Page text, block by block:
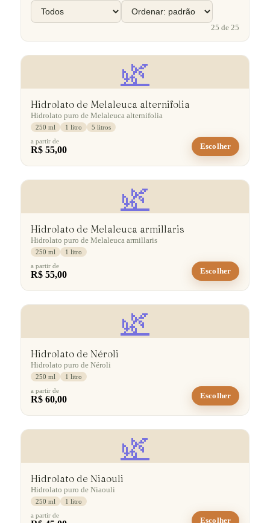
25 de25
🌿
Hidrolato de Melaleuca alternifolia
Hidrolato puro de Melaleuca alternifolia
250 ml 1 litro
5 litros
a partir de
R$ 55,00 Escolher
🌿
Hidrolato de Melaleuca armillaris
Hidrolato puro de Melaleuca armillaris
250 ml
1 litro
a partir de
R$ 55,00 Escolher
🌿
Hidrolato de Néroli
Hidrolato puro de Néroli
250 ml
1 litro
a partir de
R$ 60,00 Escolher
🌿
Hidrolato de Niaouli
Hidrolato puro de Niaouli
250 ml
1 litro
a partir de
Escolher